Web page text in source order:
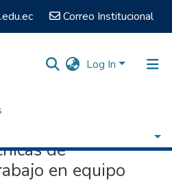
Correo Institucional
Log In
de
en equipo